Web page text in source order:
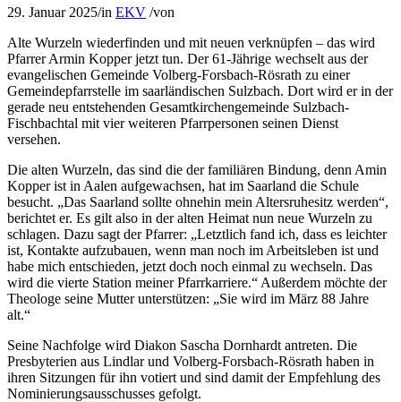
29. Januar 2025/in EKV /von
Alte Wurzeln wiederfinden und mit neuen verknüpfen – das wird
Pfarrer Armin Kopper jetzt tun. Der 61-Jährige wechselt aus der
evangelischen Gemeinde Volberg-Forsbach-Rösrath zu einer
Gemeindepfarrstelle im saarländischen Sulzbach. Dort wird er in der
gerade neu entstehenden Gesamtkirchengemeinde Sulzbach-
Fischbachtal mit vier weiteren Pfarrpersonen seinen Dienst
versehen.
Die alten Wurzeln, das sind die der familiären Bindung, denn Amin
Kopper ist in Aalen aufgewachsen, hat im Saarland die Schule
besucht. „Das Saarland sollte ohnehin mein Altersruhesitz werden“,
berichtet er. Es gilt also in der alten Heimat nun neue Wurzeln zu
schlagen. Dazu sagt der Pfarrer: „Letztlich fand ich, dass es leichter
ist, Kontakte aufzubauen, wenn man noch im Arbeitsleben ist und
habe mich entschieden, jetzt doch noch einmal zu wechseln. Das
wird die vierte Station meiner Pfarrkarriere.“ Außerdem möchte der
Theologe seine Mutter unterstützen: „Sie wird im März 88 Jahre
alt.“
Seine Nachfolge wird Diakon Sascha Dornhardt antreten. Die
Presbyterien aus Lindlar und Volberg-Forsbach-Rösrath haben in
ihren Sitzungen für ihn votiert und sind damit der Empfehlung des
Nominierungsausschusses gefolgt.